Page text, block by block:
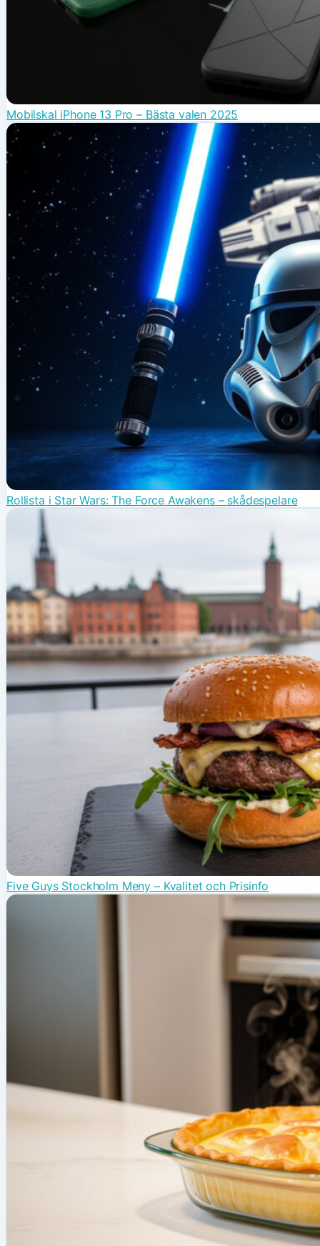
Mobilskal iPhone 13 Pro – Bästa valen 2025
Rollista i Star Wars: The Force Awakens – skådespelare
Five Guys Stockholm Meny – Kvalitet och Prisinfo